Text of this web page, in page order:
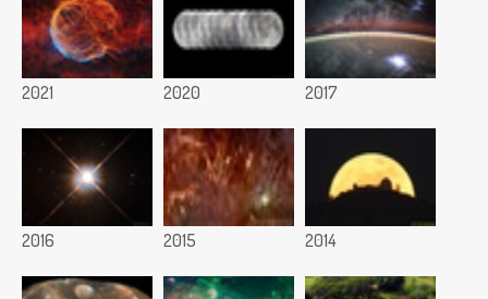
2021 2020 2017
2016 2015 2014